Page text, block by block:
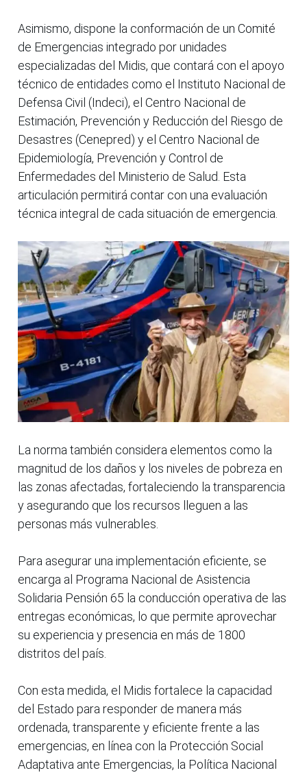
Asimismo, dispone la conformación de un Comité
de Emergencias integrado por unidades
especializadas del Midis, que contará con el apoyo
técnico de entidades como el Instituto Nacional de
Defensa Civil (Indeci), el Centro Nacional de
Estimación, Prevención y Reducción del Riesgo de
Desastres (Cenepred) y el Centro Nacional de
Epidemiología, Prevención y Control de
Enfermedades del Ministerio de Salud. Esta
articulación permitirá contar con una evaluación
técnica integral de cada situación de emergencia.
La norma también considera elementos como la
magnitud de los daños y los niveles de pobreza en
las zonas afectadas, fortaleciendo la transparencia
y asegurando que los recursos lleguen a las
personas más vulnerables.
Para asegurar una implementación eficiente, se
encarga al Programa Nacional de Asistencia
Solidaria Pensión 65 la conducción operativa de las
entregas económicas, lo que permite aprovechar
su experiencia y presencia en más de 1800
distritos del país.
Con esta medida, el Midis fortalece la capacidad
del Estado para responder de manera más
ordenada, transparente y eficiente frente a las
emergencias, en línea con la Protección Social
Adaptativa ante Emergencias, la Política Nacional